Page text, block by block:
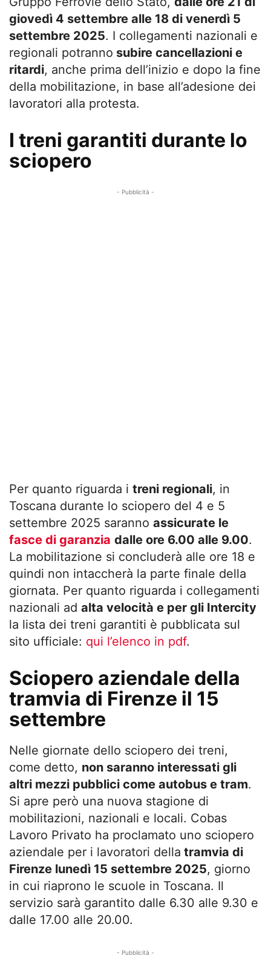
giovedì 4 settembre alle 18 di venerdì 5
settembre 2025. I collegamenti nazionali e
regionali potranno subire cancellazioni e
ritardi, anche prima dell’inizio e dopo la fine
della mobilitazione, in base all’adesione dei
lavoratori alla protesta.
I treni garantiti durante lo
sciopero
- Pubblicità -
Per quanto riguarda i treni regionali, in
Toscana durante lo sciopero del 4 e 5
settembre 2025 saranno assicurate le
fasce di garanzia dalle ore 6.00 alle 9.00.
La mobilitazione si concluderà alle ore 18 e
quindi non intaccherà la parte finale della
giornata. Per quanto riguarda i collegamenti
nazionali ad alta velocità e per gli Intercity
la lista dei treni garantiti è pubblicata sul
sito ufficiale: qui l’elenco in pdf.
Sciopero aziendale della
tramvia di Firenze il 15
settembre
Nelle giornate dello sciopero dei treni,
come detto, non saranno interessati gli
altri mezzi pubblici come autobus e tram.
Si apre però una nuova stagione di
mobilitazioni, nazionali e locali. Cobas
Lavoro Privato ha proclamato uno sciopero
aziendale per i lavoratori della tramvia di
Firenze lunedì 15 settembre 2025, giorno
in cui riaprono le scuole in Toscana. Il
servizio sarà garantito dalle 6.30 alle 9.30 e
dalle 17.00 alle 20.00.
- Pubblicità -